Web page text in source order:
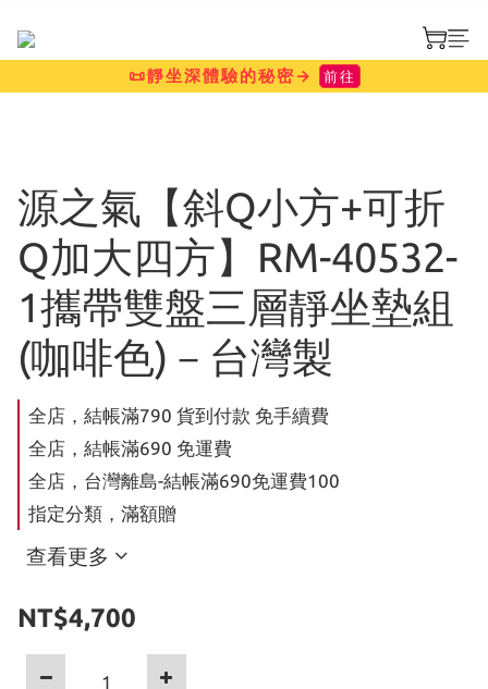
源之氣【斜Q小方+可折
Q加大四方】RM-40532-
1攜帶雙盤三層靜坐墊組
(咖啡色)－台灣製
全店，結帳滿790 貨到付款 免手續費
全店，結帳滿690 免運費
全店，台灣離島-結帳滿690免運費100
指定分類，滿額贈
查看更多
NT$4,700
📜靜坐深體驗的秘密→ 前往